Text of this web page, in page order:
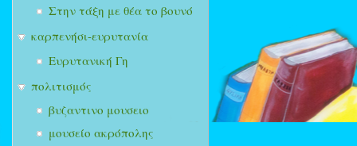
Στην τάξη με θέα το βουνό
καρπενήσι-ευρυτανία
Ευρυτανική Γη
πολιτισμός
βυζαντινο μουσειο
μουσείο ακρόπολης